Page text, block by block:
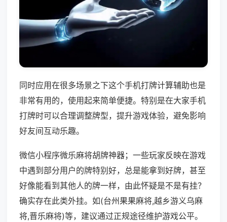
同时应用在很多场景之下这个手机打牌计算辅助也是
非常有用的，使用起来简单便捷。特别是在大家手机
打牌时可以合理调整牌型，提升游戏体验，避免影响
好友间互动乐趣。
微信小程序微乐麻将胡牌神器；一些玩家反映在游戏
中遇到部分用户的牌特别好，总是能拿到好牌，甚至
好像能看到其他人的牌一样，由此怀疑是不是有挂？
确实存在此类外挂。如(台州果果麻将,越乡游义乌麻
将,晋乐麻将)等，建议通过正规途径维护游戏公平。